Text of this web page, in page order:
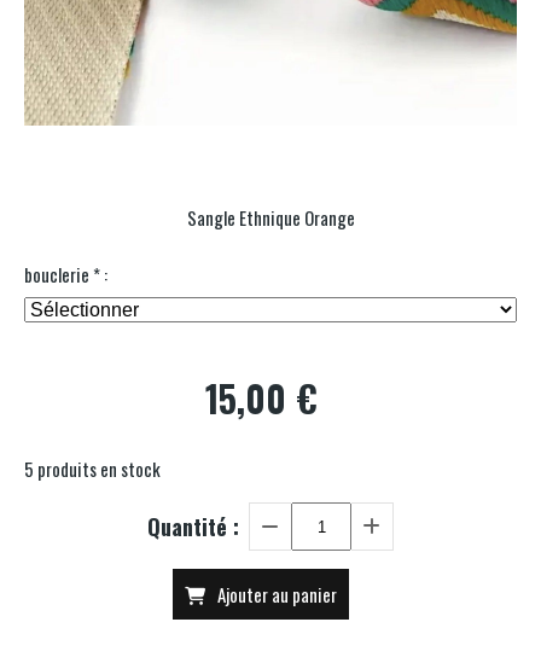
Sangle Ethnique Orange
bouclerie *:
15,00 €
5 produits en stock
Quantité :
Ajouter au panier